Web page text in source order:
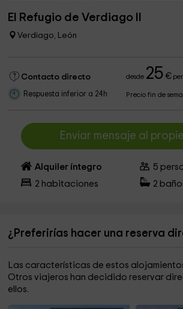
El Refugio de Verdiago II
Verdiago, León
Contacto directo desde 25 €
Respuesta inferior a 24h Precio fin de
Enviar mensaje al
Alquiler íntegro 5
2 habitaciones 2
¿Preferirías hacer una reserva
Las características de estos
Otros viajeros han decidido reservar
ellos.